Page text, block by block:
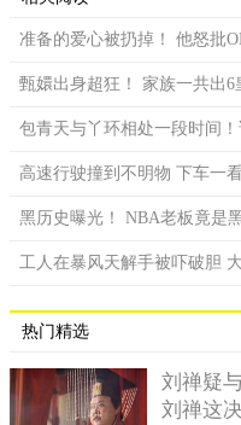
制，一个敌军人头值多少钱
在，当然也要拿人头来作证
准备的爱心被扔掉！ 他怒批
甄嬛出身超狂！ 家族一共出6
包青天与丫环相处一段时间
高速行驶撞到不明物 下车一
黑历史曝光！ NBA老板竟是
工人在暴风天解手被吓破胆
热门精选
刘禅疑
刘禅这